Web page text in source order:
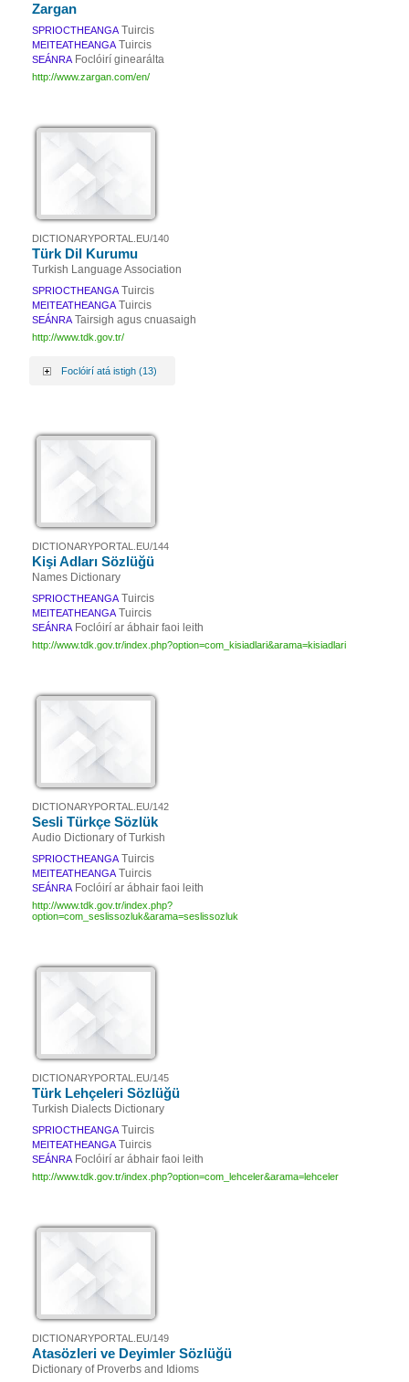
Zargan
SPRIOCTHEANGA Tuircis
MEITEATHEANGA Tuircis
SEÁNRA Foclóirí ginearálta
http://www.zargan.com/en/
DICTIONARYPORTAL.EU/140
Türk Dil Kurumu
Turkish Language Association
SPRIOCTHEANGA Tuircis
MEITEATHEANGA Tuircis
SEÁNRA Tairsigh agus cnuasaigh
http://www.tdk.gov.tr/
Foclóirí atá istigh (13)
DICTIONARYPORTAL.EU/144
Kişi Adları Sözlüğü
Names Dictionary
SPRIOCTHEANGA Tuircis
MEITEATHEANGA Tuircis
SEÁNRA Foclóirí ar ábhair faoi leith
http://www.tdk.gov.tr/index.php?option=com_kisiadlari&arama=kisiadlari
DICTIONARYPORTAL.EU/142
Sesli Türkçe Sözlük
Audio Dictionary of Turkish
SPRIOCTHEANGA Tuircis
MEITEATHEANGA Tuircis
SEÁNRA Foclóirí ar ábhair faoi leith
http://www.tdk.gov.tr/index.php?
option=com_seslissozluk&arama=seslissozluk
DICTIONARYPORTAL.EU/145
Türk Lehçeleri Sözlüğü
Turkish Dialects Dictionary
SPRIOCTHEANGA Tuircis
MEITEATHEANGA Tuircis
SEÁNRA Foclóirí ar ábhair faoi leith
http://www.tdk.gov.tr/index.php?option=com_lehceler&arama=lehceler
DICTIONARYPORTAL.EU/149
Atasözleri ve Deyimler Sözlüğü
Dictionary of Proverbs and Idioms